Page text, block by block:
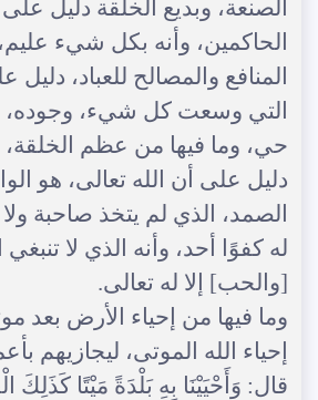
الصنعة، وبديع الخلقة دليل
الحاكمين، وأنه بكل شيء
المنافع والمصالح للعباد، دليل
التي وسعت كل شيء،
حي، وما فيها من عظم الخلقة،
دليل على أن الله تعالى، هو
الصمد، الذي لم يتخذ صاحبة
له كفوًا أحد، وأنه الذي لا تنبغي
[والحب] إلا له تعالى.
وما فيها من إحياء الأرض بعد
إحياء الله الموتى، ليجازيهم
قال: وَأَحْيَيْنَا بِهِ بَلْدَةً مَيْتًا كَذَلِكَ